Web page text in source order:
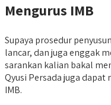
Mengurus IMB
Supaya prosedur
lancar, dan juga enggak
sarankan kalian bakal
Qyusi Persada juga
IMB.